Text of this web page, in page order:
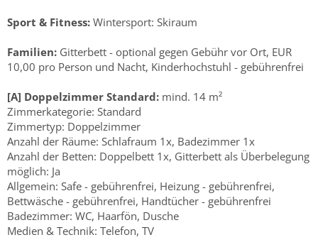
Sport & Fitness: Wintersport: Skiraum
Familien: Gitterbett - optional gegen Gebühr vor Ort, EUR
10,00 pro Person und Nacht, Kinderhochstuhl - gebührenfrei
[A] Doppelzimmer Standard: mind. 14 m²
Zimmerkategorie: Standard
Zimmertyp: Doppelzimmer
Anzahl der Räume: Schlafraum 1x, Badezimmer 1x
Anzahl der Betten: Doppelbett 1x, Gitterbett als Überbelegung
möglich: Ja
Allgemein: Safe - gebührenfrei, Heizung - gebührenfrei,
Bettwäsche - gebührenfrei, Handtücher - gebührenfrei
Badezimmer: WC, Haarfön, Dusche
Medien & Technik: Telefon, TV